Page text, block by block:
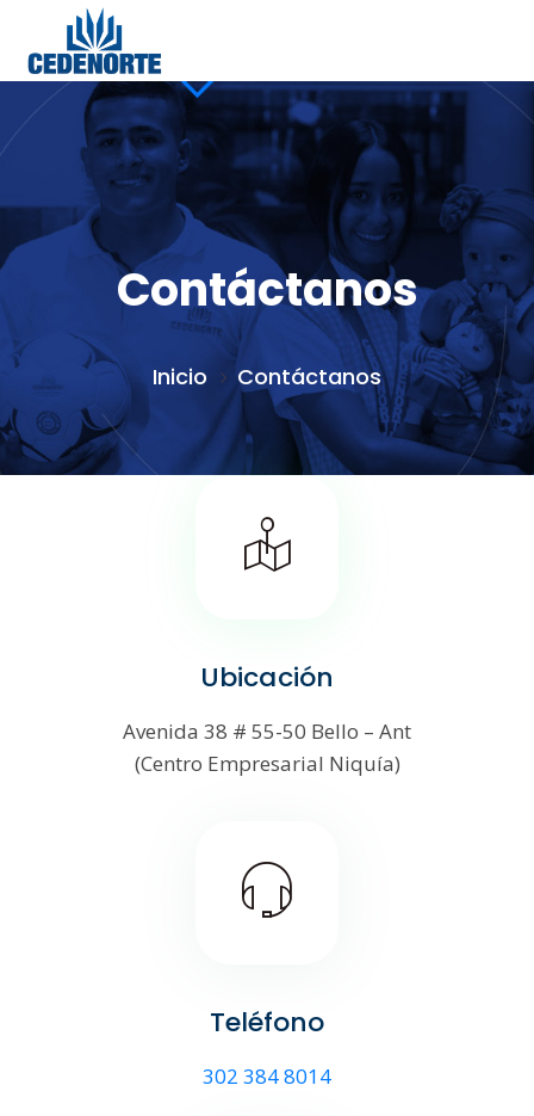
Contáctanos
Inicio Contáctanos
Ubicación
Avenida 38 # 55-50 Bello – Ant
(Centro Empresarial Niquía)
Teléfono
302 384 8014